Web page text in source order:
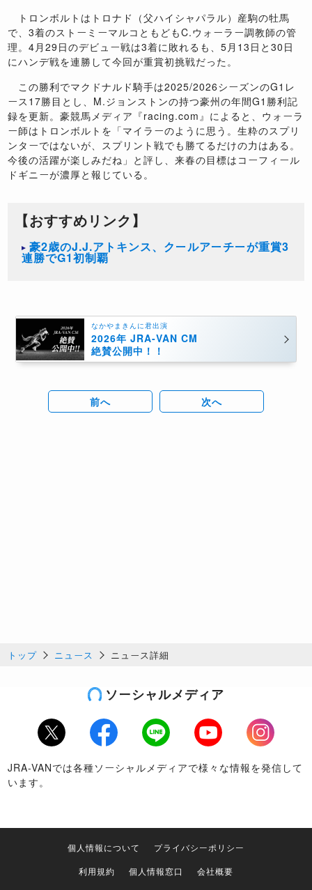
トロンボルトはトロナド（父ハイシャパラル）産駒の牡馬
で、3着のストーミーマルコともどもC.ウォーラー調教師の管
理。4月29日のデビュー戦は3着に敗れるも、5月13日と30日
にハンデ戦を連勝して今回が重賞初挑戦だった。
この勝利でマクドナルド騎手は2025/2026シーズンのG1レ
ース17勝目とし、M.ジョンストンの持つ豪州の年間G1勝利記
録を更新。豪競馬メディア『racing.com』によると、ウォーラ
ー師はトロンボルトを「マイラーのように思う。生粋のスプリ
ンターではないが、スプリント戦でも勝てるだけの力はある。
今後の活躍が楽しみだね」と評し、来春の目標はコーフィール
ドギニーが濃厚と報じている。
【おすすめリンク】
豪2歳のJ.J.アトキンス、クールアーチーが重賞3
連勝でG1初制覇
なかやまきんに君出演
2026年 JRA-VAN CM
絶賛公開中！！
前へ 次へ
トップ ニュース ニュース詳細
ソーシャルメディア
Twitter Facebook LINE Youtube
Instagram
JRA-VANでは各種ソーシャルメディアで様々な情報を発信して
います。
個人情報について
プライバシーポリシー
利用規約
個人情報窓口
会社概要